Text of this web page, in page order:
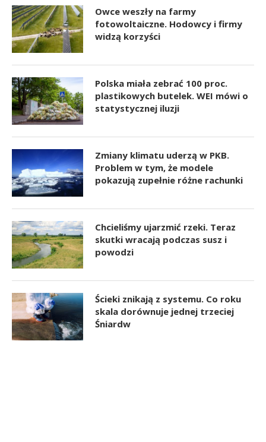
Owce weszły na farmy
fotowoltaiczne. Hodowcy i firmy
widzą korzyści
Polska miała zebrać 100 proc.
plastikowych butelek. WEI mówi o
statystycznej iluzji
Zmiany klimatu uderzą w PKB.
Problem w tym, że modele
pokazują zupełnie różne rachunki
Chcieliśmy ujarzmić rzeki. Teraz
skutki wracają podczas susz i
powodzi
Ścieki znikają z systemu. Co roku
skala dorównuje jednej trzeciej
Śniardw